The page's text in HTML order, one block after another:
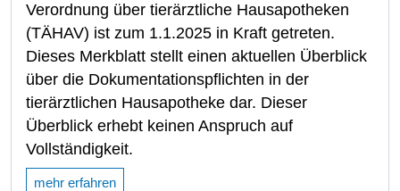
Verordnung über tierärztliche Hausapotheken
(TÄHAV) ist zum 1.1.2025 in Kraft getreten.
Dieses Merkblatt stellt einen aktuellen Überblick
über die Dokumentationspflichten in der
tierärztlichen Hausapotheke dar. Dieser
Überblick erhebt keinen Anspruch auf
Vollständigkeit.
mehr erfahren